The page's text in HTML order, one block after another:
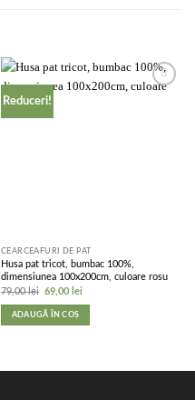
Reduceri!
CEARCEAFURI DE PAT
Husa pat tricot, bumbac 100%,
dimensiunea 100x200cm, culoare rosu
79,00lei Prețul
a
fost:
69,00 lei
ADAUGĂ ÎN COȘ